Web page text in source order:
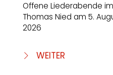
Offene Liederabende
Thomas Nied am 5.
2026
WEITER